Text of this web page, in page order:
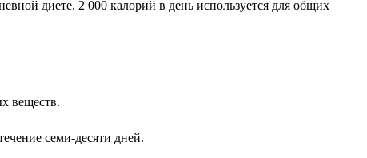
диете. 2 000 калорий в день используется для общих
веществ.
семи-десяти дней.